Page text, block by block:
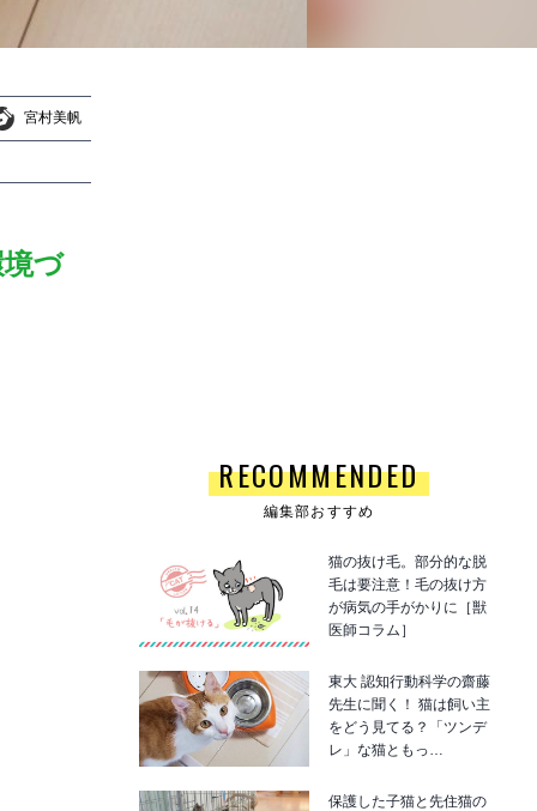
宮村美帆
宮村美帆
づ
RECOMMENDED
編集部おすすめ
猫の抜け毛。部分的な脱
毛は要注意！毛の抜け方
が病気の手がかりに［獣
医師コラム］
東大 認知行動科学の齋藤
先生に聞く！ 猫は飼い主
をどう見てる？「ツンデ
レ」な猫ともっ…
保護した子猫と先住猫の